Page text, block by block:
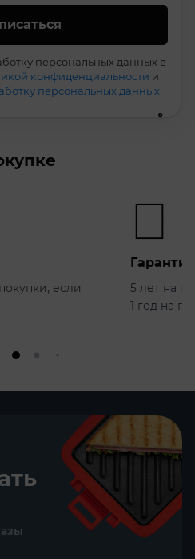
персональных данных в
конфиденциальности и
персональных данных
если
Гарантия
5 лет на
1 год на